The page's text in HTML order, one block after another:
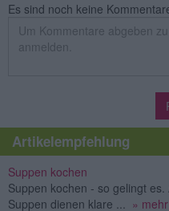
Es sind noch keine
Artikelempfehlung
Suppen kochen
Suppen kochen - so gelingt
Suppen dienen klare ... » mehr